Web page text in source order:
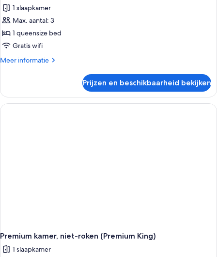
1 slaapkamer
Max. aantal: 3
1 queensize bed
Gratis wifi
Meer informatie
Meer
kamer,
niet-
roken
Prijzen en beschikbaarheid bekijken
Premium kamer, niet-roken (Premium King)
1 slaapkamer